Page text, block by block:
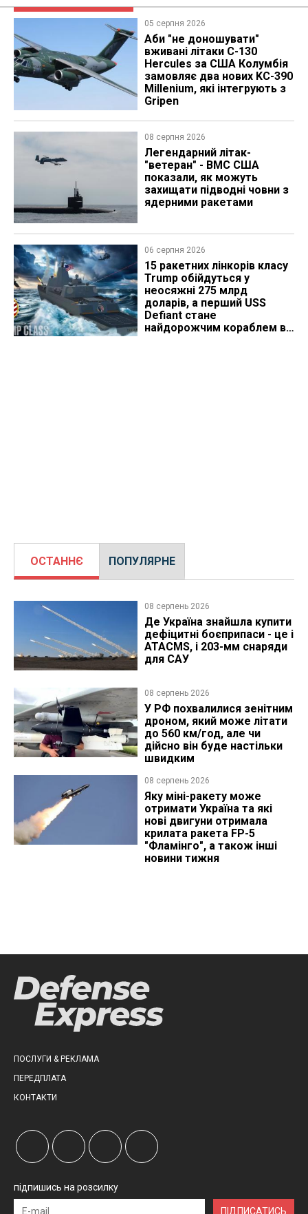
05 серпня 2026
Аби "не доношувати"
вживані літаки C-130
Hercules за США Колумбія
замовляє два нових KC-390
Millenium, які інтегрують з
Gripen
08 серпня 2026
Легендарний літак-
"ветеран" - ВМС США
показали, як можуть
захищати підводні човни з
ядерними ракетами
06 серпня 2026
15 ракетних лінкорів класу
Trump обійдуться у
неосяжні 275 млрд
доларів, а перший USS
Defiant стане
найдорожчим кораблем в
ОСТАННЄ ПОПУЛЯРНЕ
08 серпень 2026
Де Україна знайшла купити
дефіцитні боєприпаси - це і
ATACMS, і 203-мм снаряди
для САУ
08 серпень 2026
У РФ похвалилися зенітним
дроном, який може літати
до 560 км/год, але чи
дійсно він буде настільки
швидким
08 серпень 2026
Яку міні-ракету може
отримати Україна та які
нові двигуни отримала
крилата ракета FP-5
"Фламінго", а також інші
новини тижня
ПОСЛУГИ & РЕКЛАМА
ПЕРЕДПЛАТА
КОНТАКТИ
підпишись на розсилку
ПІДПИСАТИСЬ